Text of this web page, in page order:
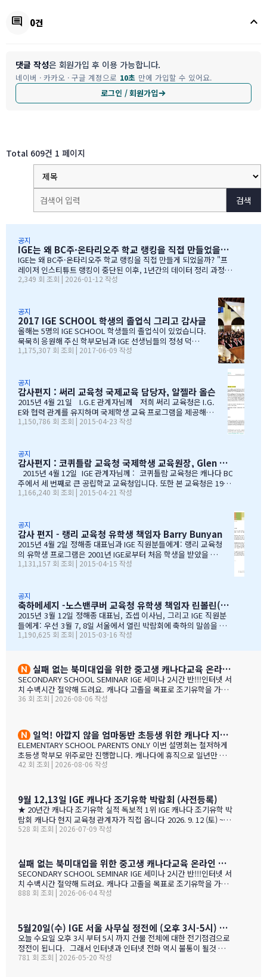
comment 0건 keyboard_arrow_up
댓글 작성은 회원가입 후 이용 가능합니다.
네이버 · 카카오 · 구글 계정으로 10초 만에 가입할 수 있어요.
로그인 / 회원가입
Total 609건 1 페이지
검색
공지
IGE는 왜 BC주·온타리오주 학교 랭킹을 직접 만들었을까?
IGE는 왜 BC주·온타리오주 학교 랭킹을 직접 만들게 되었을까? "프
레이저 인스티튜트 랭킹이 중단된 이후, 1년간의 데이터 정리 과정을
공유합니다" 처음부터 랭킹을 만들려던 건 아니었습니다 IGE도 그동
er Institute)의 랭킹을 참고해왔습니다. 학교 상담 시 참고 자료로
활용하기 좋았습니다. 그런데 문제가 생겼습니다. BC주 세컨더리 랭
킹이 지난 7~8년 동안 업데이트되지 않고 있었습니다. 최근 자료로 B
C주 세컨더리 학교들의 현황을 파악하고 싶었는데, 참고할 만한 데이
터가 없어 어려움이 있었습니다. 그래서 직접 자료를 찾아보기 시작
했습니다. '혹시 어딘가에 최신 학업 데이터가 있지 않을까?' 하는 마
2,349 회 조회 | 2026-01-12 작성
공지
2017 IGE SCHOOL 학생의 졸업식 그리고 감사글
올해는 5명의 IGE SCHOOL 학생들의 졸업식이 있었습니다.
묵묵히 응원해 주신 학부모님과 IGE 선생님들의 정성 덕에
모두 원하는 대학에 진학을 하게 되었음을 진심으로 감사드
1:52 39 읽음 한국시간으로 오늘 저녁 st.john졸업식이 시
작됩니다.오늘 졸업식에는 개인적인 사정으로 함께하지 못
하지만아쉬운 마음을 담아 함께 축하의 인사를 전합니다.오
늘 졸업식이 아이들만의 졸업식이 아닌몇년동안 저희 부모
를 대신해 앞장 서 이끌어 주신선생님들의 졸업식이라 해도
나조카처럼 야단도치시고 때로는 버릇없이 한 행동들에도너
그러이 이해해주신 조셉이사님,아이들의 구멍난 빈 자리를
말없이…
1,175,307 회 조회 | 2017-06-09 작성
공지
감사편지 : 써리 교육청 국제교육 담당자, 알젤라 올슨
2015년 4월 21일 I.G.E 관계자님께 저희 써리 교육청은 I.G.
E와 협력 관계를 유지하며 국제학생 교육 프로그램을 제공해올
수 있음에 만족하고 있습니다. I.G.E는 지난 10년간 써리 교육
수 있도록 많은 도움을 주었습니다. 특별히 정해종 대표님을 비
롯한 많은 I.G.E의 직원 여러분께서 종합적인 오리엔테이션과
정착서비스, 방과후 프로그램, 홈스테이 프로그램을 비롯한 다
양한 서비스를 제공해 주시는 등 물심양면의 지원을 해주셨습
니다. 이 같은 집중적 학습관리와 준비 프로그램, 그리고 지속
써리로의 유학을 희망하는 국제학생들을 위해 I.G.E와 협력 관
계를 유지해나갈 수 있…
1,150,786 회 조회 | 2015-04-23 작성
공지
감사편지 : 코퀴틀람 교육청 국제학생 교육원장, Glen Conley
2015년 4월 12일 IGE 관계자님께 : 코퀴틀람 교육청은 캐나다 BC
주에서 세 번째로 큰 공립학교 교육청입니다. 또한 본 교육청은 1999
년부터 ‘국제학생 프로그램’을 제공해왔으며, 현재 캐나다에서 가장
때문에 이루어낼 수 있었던 것이라고 생각합니다. 코퀴틀람 교육청
이 IGE를 통해 국제학생 프로그램을 제공해 온지도 10년이 되어갑니
다. 그리고 이렇게 긴 시간 동안 많은 가족과 학생들이 캐나다에 잘
정착하여 공부할 수 있었던 데에는, 정해종 대표님을 비롯하여 모든 I
GE 직원의 헌신적인 노력이 있었음을 잘 알고 있습니다. 우리는 IGE
1,166,240 회 조회 | 2015-04-21 작성
공지
감사 편지 - 랭리 교육청 유학생 책임자 Barry Bunyan
2015년 4월 2일 정해종 대표님과 IGE 직원분들에게: 랭리 교육청
의 유학생 프로그램은 2001년 IGE로부터 처음 학생을 받았을 때
부터 IGE와 오랜 시간동안 신뢰있는 관계로 좋은 시간을 보내왔습
람회에 참가하길 고대합니다. IGE 직원들은 조직 기술과 정보의
상세함, 그리고 테이블에 앉아 학부모님들과 소통할 때 IGE 통역
사 분들의 친절함과 지지적인 태도는 저에게 지속적으로 깊은 인
상을 줍니다. 랭리는 한국인 가족들이 해외 유학지로 고려할 핵심
유학 지역이 되었습니다. 우리는 서울에 다른 유학원들과도 파트
리의 학교들로 즐겁게 맞이할 수 있었습니다. IGE 직원분들과 함
께 협력하여 일하는 과정을 통해 우리는 한국 사…
1,131,157 회 조회 | 2015-04-15 작성
공지
축하메세지 -노스밴쿠버 교육청 유학생 책임자 린볼린(Lynne Bolen) 편지
2015년 3월 12일 정해종 대표님, 죠셉 이사님, 그리고 IGE 직원분
들에게: 우선 3월 7, 8일 서울에서 열린 박람회에 축하의 말씀을 전
합니다. 이 틀간의 박람회를 개최하는 동안 많은 관심을 보여준 한국
박람회에 참가한 모든 교육청들에게도 이와 같은 좋은 일이 있기를
바랍니다. 과거에 박람회 때마다 통역관을 배치해 주신 것에 대해 감
사 드립니다. 특히 이번 주말 동안 세 명의 훌륭한 통역관과 일할 수
있게 기회를 주셔서 고맙습니다. 세 분 모두 노스밴쿠버에 대해 자세
히 알고 있었으며, 미국이나 캐나다에서 직접 겪은 해외경험들을 나
1,190,625 회 조회 | 2015-03-16 작성
실패 없는 북미대입을 위한 중고생 캐나다교육 온라인 ZOOM 설명회 8월 27일(목)
SECONDARY SCHOOL SEMINAR IGE 세미나 2시간 반!!!인터넷 서
치 수백시간 절약해 드려요. 캐나다 고졸을 목표로 조기유학을 가지
는 않죠. 어떤 경우에도 중요한 것은 대학!!! 20년간 캐나다 조기유학
도 참가 가능합니다. 한국과 캐나다 부모님들의 궁금증과 고민을 같
이 공유할 수 있습니다. …
36 회 조회 | 2026-08-06 작성
일억! 아깝지 않을 엄마동반 초등생 위한 캐나다 지역,학교 선택 설명회 8월25(화)
ELEMENTARY SCHOOL PARENTS ONLY 이번 설명회는 철저하게
초등생 학부모 위주로만 진행합니다. 캐나다에 휴직으로 일년만 가
야 하는 가족, 초등생 영어교육 · 북미체험 · 가족 휴식을 위해 캐나
~ 9시 …
42 회 조회 | 2026-08-06 작성
9월 12,13일 IGE 캐나다 조기유학 박람회 (사전등록)
★ 20년간 캐나다 조기유학 실적 독보적 1위 IGE 캐나다 조기유학 박
람회 캐나다 현지 교육청 관계자가 직접 옵니다 2026. 9. 12 (토) ~ 9.
13 (일) 오전 11시 ~ 오후 5시 · 사전등록 필수 일시 2026년 9월 12
신청서에서 바로 신청하세요 사전등록 혜택 미리 신청하면 이런 혜택
이 있습니다 혜택 1 신청비 전액 면제 학생당 약 CAD $200~300 수
속 신청비 면제 혜택 2 인기 공립학교 우선 배정 …
528 회 조회 | 2026-07-09 작성
실패 없는 북미대입을 위한 중고생 캐나다교육 온라인 ZOOM 설명회 6월 16일(화)
SECONDARY SCHOOL SEMINAR IGE 세미나 2시간 반!!!인터넷 서
치 수백시간 절약해 드려요. 캐나다 고졸을 목표로 조기유학을 가지
는 않죠. 어떤 경우에도 중요한 것은 대학!!! 20년간 캐나다 조기유학
도 참가 가능합니다. 한국과 캐나다 부모님들의 궁금증과 고민을 같
이 공유할 수 있습니다. …
888 회 조회 | 2026-06-04 작성
5월20일(수) IGE 서울 사무실 정전에 (오후 3시-5시) 따른 상담 업무 불가 안내
오늘 수요일 오후 3시 부터 5시 까지 건물 전체에 대한 전기점검으로
정전이 됩니다. 그래서 인터넷과 인터넷 전화 역시 불통이 될것 입니
다. PC로 사용 하는 카카오톡 역시 불통이 될것 입니다. 전화,카카오
781 회 조회 | 2026-05-20 작성